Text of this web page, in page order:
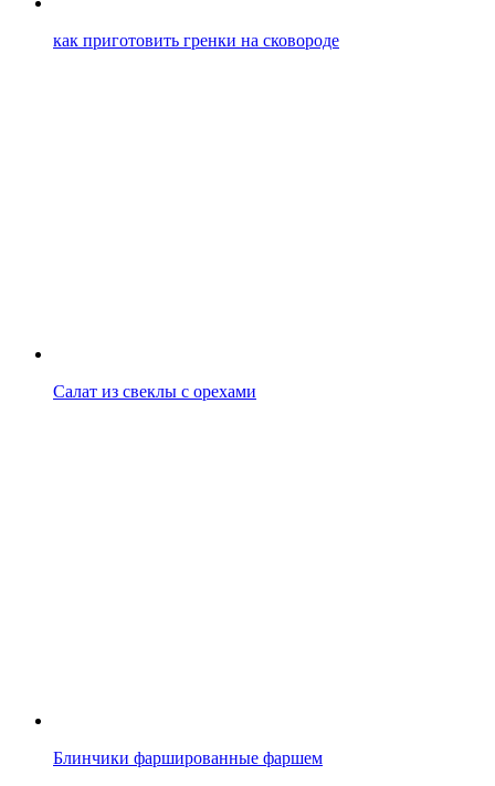
как приготовить гренки на сковороде
Салат из свеклы с орехами
Блинчики фаршированные фаршем